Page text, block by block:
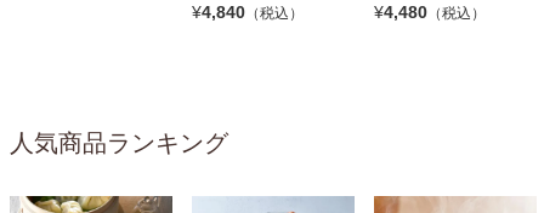
¥4,840 （税込）
¥4,480 （税込）
人気商品ランキング